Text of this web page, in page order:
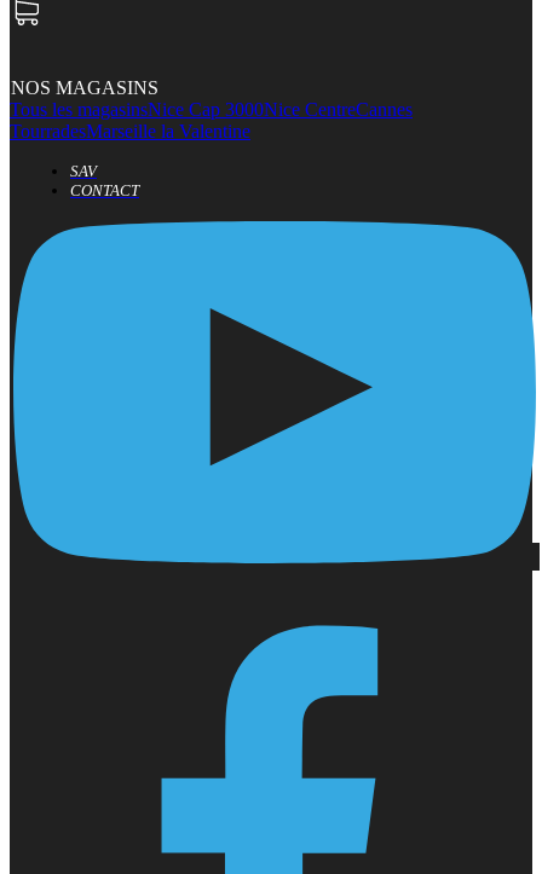
NOS MAGASINS
Tous les magasinsNice Cap 3000Nice CentreCannes
TourradesMarseille la Valentine
SAV
CONTACT